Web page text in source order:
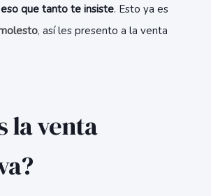
que tanto te insiste. Esto ya es
, así les presento a la venta
la venta